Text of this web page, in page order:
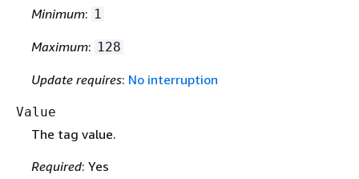
Minimum: 1
Maximum: 128
Update requires: No interruption
Value
The tag value.
Required: Yes